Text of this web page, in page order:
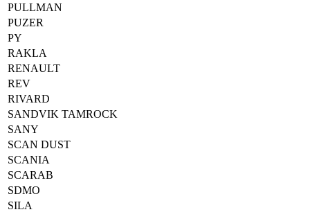
PULLMAN
PUZER
PY
RAKLA
RENAULT
REV
RIVARD
SANDVIK TAMROCK
SANY
SCAN DUST
SCANIA
SCARAB
SDMO
SILA